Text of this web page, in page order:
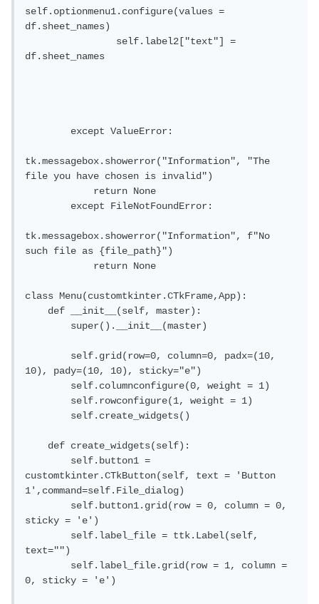
self.optionmenu1.configure(values =
df.sheet_names)
                self.label2["text"] =
df.sheet_names
        except ValueError:
tk.messagebox.showerror("Information", "The
file you have chosen is invalid")
            return None
        except FileNotFoundError:
tk.messagebox.showerror("Information", f"No
such file as {file_path}")
            return None
class Menu(customtkinter.CTkFrame,App):
    def __init__(self, master):
        super().__init__(master)
        self.grid(row=0, column=0, padx=(10,
10), pady=(10, 10), sticky="e")
        self.columnconfigure(0, weight = 1)
        self.rowconfigure(1, weight = 1)
        self.create_widgets()
    def create_widgets(self):
        self.button1 =
customtkinter.CTkButton(self, text = 'Button
1',command=self.File_dialog)
        self.button1.grid(row = 0, column = 0,
sticky = 'e')
        self.label_file = ttk.Label(self,
text="")
        self.label_file.grid(row = 1, column =
0, sticky = 'e')